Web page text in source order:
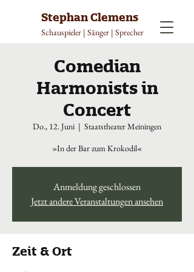
Stephan Clemens
Schauspieler | Sänger | Sprecher
Comedian
Harmonists in
Concert
Do., 12. Juni
  |
Staatstheater Meiningen
»In der Bar zum Krokodil«
Anmeldung geschlossen
Jetzt andere Veranstaltungen ansehen
Zeit & Ort